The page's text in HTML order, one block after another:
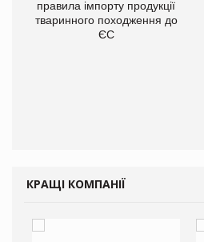
правила імпорту продукції
тваринного походження до
ЄС
КРАЩІ КОМПАНІЇ